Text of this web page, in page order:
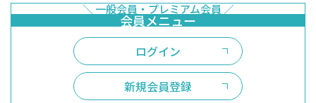
ログイン
新規会員登録